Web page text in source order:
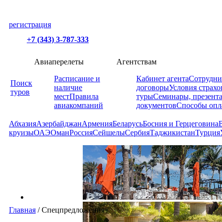
регистрация
+7 (343) 3-787-333
Поиск
туров
Авиаперелеты
Расписание и
наличие
местПравила
авиакомпаний
Агентствам
Кабинет агента
договорыУсловия
турыСеминары,
документовСпособы
АбхазияАзербайджанАрменияБеларусьБосния и Герцеговина
круизыОАЭОманРоссияСейшелыСербияТаджикистанТурция
Главная /Спецпредложения